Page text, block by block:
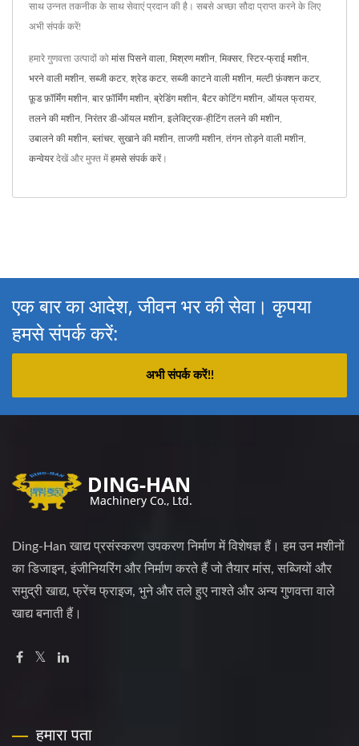
साथ उन्नत तकनीक के साथ सेवाएं प्रदान की है। सबसे अच्छा सौदा प्राप्त करने के लिए
अभी संपर्क करें!
हमारे गुणवत्ता उत्पादों को मांस पिसने वाला मिश्रण मशीन मिक्सर, स्टिर-फ्राई मशीन
भरने वाली मशीन सब्जी कटर, श्रेड कटर, सब्जी काटने वाली मशीन मल्टी फ़ंक्शन कटर,
फ़ूड फ़ॉर्मिंग मशीन बार फ़ॉर्मिंग मशीन ब्रेडिंग मशीन बैटर कोटिंग मशीन ऑयल फ्रायर,
तलने की मशीन निरंतर डी-ऑयल मशीन इलेक्ट्रिक-हीटिंग तलने की मशीन
उबालने की मशीन ब्लांचर, सुखाने की मशीन ताजगी मशीन तंगन तोड़ने वाली मशीन
कन्वेयरदेखें और मुफ्त मेंहमसे संपर्क करें।
एक बार का आदेश, जीवन भर की सेवा। कृपया
हमसे संपर्क करें:
अभी संपर्क करें!!
Ding-Han खाद्य प्रसंस्करण उपकरण निर्माण में विशेषज्ञ हैं। हम उन मशीनों
का डिजाइन, इंजीनियरिंग और निर्माण करते हैं जो तैयार मांस, सब्जियों और
समुद्री खाद्य, फ्रेंच फ्राइज, भुने और तले हुए नाश्ते और अन्य गुणवत्ता वाले
खाद्य बनाती हैं।
हमारा पता